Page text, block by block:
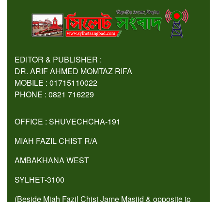
EDITOR & PUBLISHER :
DR. ARIF AHMED MOMTAZ RIFA
MOBILE : 01715110022
PHONE : 0821 716229
OFFICE : SHUVECHCHA-191
MIAH FAZIL CHIST R/A
AMBAKHANA WEST
SYLHET-3100
(Beside Miah Fazil Chist Jame Masjid & opposite to